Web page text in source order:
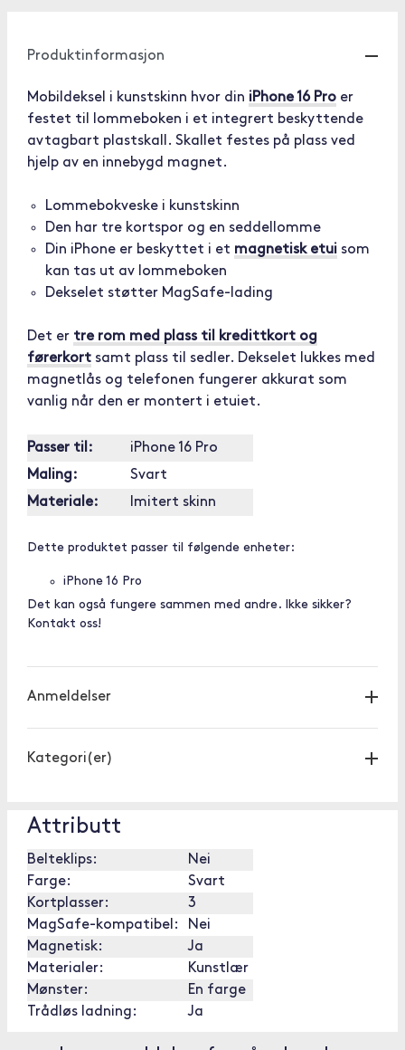
Produktinformasjon
Mobildeksel i kunstskinn hvor din iPhone 16 Pro er
festet til lommeboken i et integrert beskyttende
avtagbart plastskall. Skallet festes på plass ved
hjelp av en innebygd magnet.
Lommebokveske i kunstskinn
Den har tre kortspor og en seddellomme
Din iPhone er beskyttet i et magnetisk etui som
kan tas ut av lommeboken
Dekselet støtter MagSafe-lading
Det er tre rom med plass til kredittkort og
førerkort samt plass til sedler. Dekselet lukkes med
magnetlås og telefonen fungerer akkurat som
vanlig når den er montert i etuiet.
Passer til:
iPhone 16 Pro
Maling:
Svart
Materiale:
Imitert skinn
Dette produktet passer til følgende enheter:
iPhone 16 Pro
Det kan også fungere sammen med andre. Ikke sikker?
Kontakt oss!
Anmeldelser
Kategori(er)
Attributt
Belteklips:
Nei
Farge:
Svart
Kortplasser:
3
MagSafe-kompatibel:
Nei
Magnetisk:
Ja
Materialer:
Kunstlær
Mønster:
En farge
Trådløs ladning:
Ja